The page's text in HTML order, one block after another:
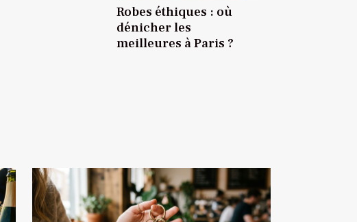
Robes éthiques : où
dénicher les
meilleures à Paris ?